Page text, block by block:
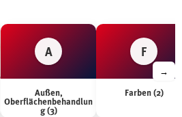
Garten
A
Außen,
Oberflächenbehandlun
g (3)
F
Farben (2)
→